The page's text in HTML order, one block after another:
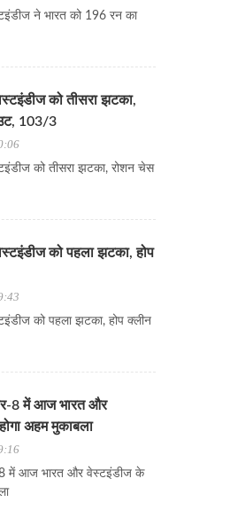
ने भारत को 196 रन का
को तीसरा झटका,
103/3
को तीसरा झटका, रोशन चेस
को पहला झटका, होप
को पहला झटका, होप क्लीन
8 में आज भारत और
अहम मुकाबला
8 में आज भारत और वेस्टइंडीज के